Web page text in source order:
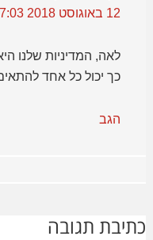
12 באוגוסט 2018 at 17:03
לאה, המדיניות שלנו
כך יכול כל אחד
הגב
כתיבת תגובה